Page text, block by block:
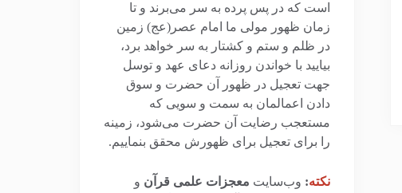
است که در پس پرده به سر می‌برند و تا
زمان ظهور مولی ما امام عصر(عج) زمین
در ظلم و ستم و کشتار به سر خواهد برد،
بیایید با خواندن روزانه دعای عهد و توسل
جهت تعجیل در ظهور آن حضرت و سوق
دادن اعمالمان به سمت و سویی که
مستعجب رضایت آن حضرت می‌شود، زمینه
را برای تعجیل برای ظهورش محقق بنماییم.
نکته: وب‌سایت معجزات علمی قرآن و